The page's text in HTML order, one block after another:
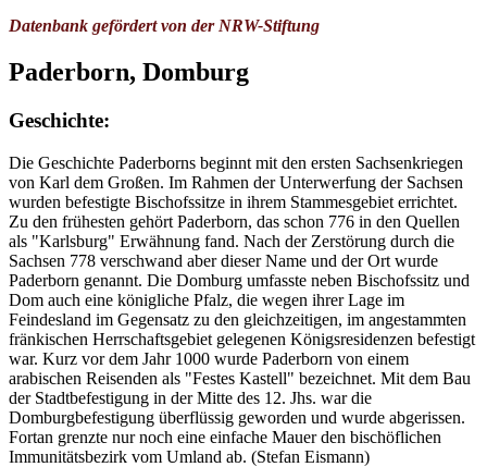
Datenbank gefördert von der NRW-Stiftung
Paderborn, Domburg
Geschichte:
Die Geschichte Paderborns beginnt mit den ersten Sachsenkriegen
von Karl dem Großen. Im Rahmen der Unterwerfung der Sachsen
wurden befestigte Bischofssitze in ihrem Stammesgebiet errichtet.
Zu den frühesten gehört Paderborn, das schon 776 in den Quellen
als "Karlsburg" Erwähnung fand. Nach der Zerstörung durch die
Sachsen 778 verschwand aber dieser Name und der Ort wurde
Paderborn genannt. Die Domburg umfasste neben Bischofssitz und
Dom auch eine königliche Pfalz, die wegen ihrer Lage im
Feindesland im Gegensatz zu den gleichzeitigen, im angestammten
fränkischen Herrschaftsgebiet gelegenen Königsresidenzen befestigt
war. Kurz vor dem Jahr 1000 wurde Paderborn von einem
arabischen Reisenden als "Festes Kastell" bezeichnet. Mit dem Bau
der Stadtbefestigung in der Mitte des 12. Jhs. war die
Domburgbefestigung überflüssig geworden und wurde abgerissen.
Fortan grenzte nur noch eine einfache Mauer den bischöflichen
Immunitätsbezirk vom Umland ab. (Stefan Eismann)